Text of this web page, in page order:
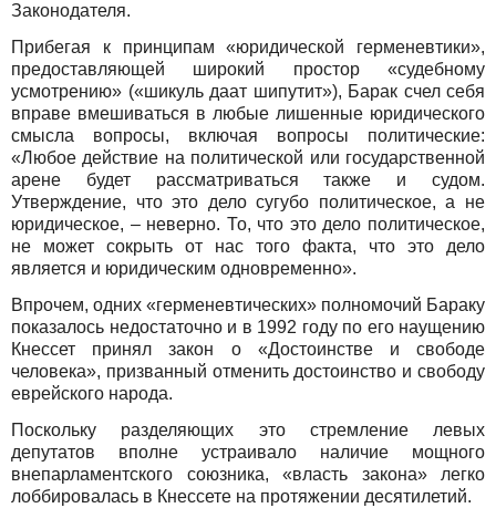
Законодателя.
Прибегая к принципам «юридической герменевтики»,
предоставляющей широкий простор «судебному
усмотрению» («шикуль даат шипутит»), Барак счел себя
вправе вмешиваться в любые лишенные юридического
смысла вопросы, включая вопросы политические:
«Любое действие на политической или государственной
арене будет рассматриваться также и судом.
Утверждение, что это дело сугубо политическое, а не
юридическое, – неверно. То, что это дело политическое,
не может сокрыть от нас того факта, что это дело
является и юридическим одновременно».
Впрочем, одних «герменевтических» полномочий Бараку
показалось недостаточно и в 1992 году по его наущению
Кнессет принял закон о «Достоинстве и свободе
человека», призванный отменить достоинство и свободу
еврейского народа.
Поскольку разделяющих это стремление левых
депутатов вполне устраивало наличие мощного
внепарламентского союзника, «власть закона» легко
лоббировалась в Кнессете на протяжении десятилетий.